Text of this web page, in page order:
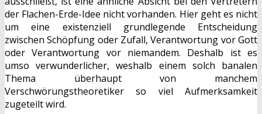
der Flachen-Erde-Idee nicht vorhanden. Hier geht es nicht
um eine existenziell grundlegende Entscheidung
zwischen Schöpfung oder Zufall, Verantwortung vor Gott
oder Verantwortung vor niemandem. Deshalb ist es
umso verwunderlicher, weshalb einem solch banalen
Thema überhaupt von manchem
Verschwörungstheoretiker so viel Aufmerksamkeit
zugeteilt wird.